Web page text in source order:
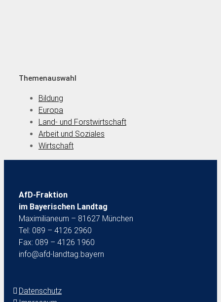
Themenauswahl
Bildung
Europa
Land- und Forstwirtschaft
Arbeit und Soziales
Wirtschaft
AfD-Fraktion
im Bayerischen Landtag
Maximilianeum – 81627 München
Tel: 089 – 4126 2960
Fax: 089 – 4126 1960
info@afd-landtag.bayern
Datenschutz